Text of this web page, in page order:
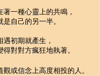
一種心靈上的共鳴，
自己的另一半。
初期就產生，
對對方瘋狂地執著。
或信念上高度相投的人。